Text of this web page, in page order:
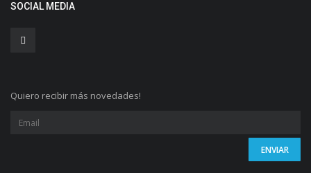
SOCIAL MEDIA
Quiero recibir más novedades!